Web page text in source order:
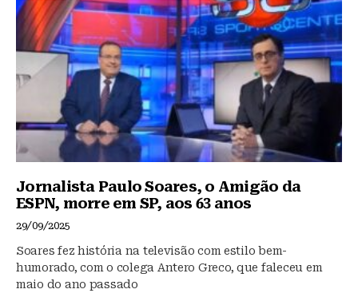
Jornalista Paulo Soares, o Amigão da
ESPN, morre em SP, aos 63 anos
29/09/2025
Soares fez história na televisão com estilo bem-
humorado, com o colega Antero Greco, que faleceu em
maio do ano passado